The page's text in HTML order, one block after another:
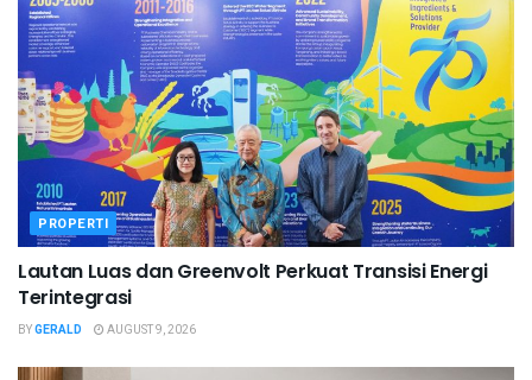
PROPERTI
Lautan Luas dan Greenvolt Perkuat Transisi Energi
Terintegrasi
BYGERALD AUGUST 9, 2026